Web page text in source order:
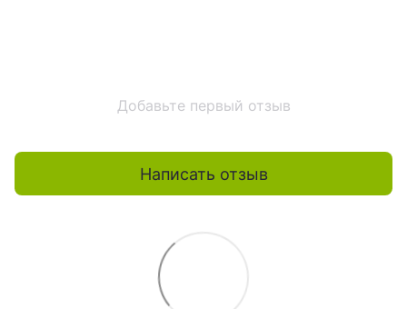
Добавьте первый отзыв
Написать отзыв